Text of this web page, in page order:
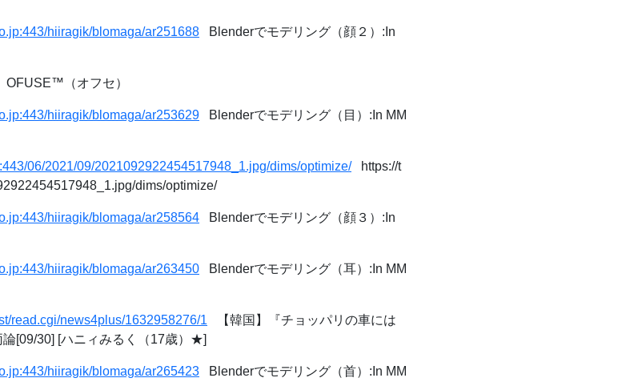
hiiragik/blomaga/ar251688 Blenderでモデリング（顔２）:In
（オフセ）
hiiragik/blomaga/ar253629 Blenderでモデリング（目）:In MM
06/2021/09/2021092922454517948_1.jpg/dims/optimize/https://t
dims/optimize/
hiiragik/blomaga/ar258564 Blenderでモデリング（顔３）:In
hiiragik/blomaga/ar263450 Blenderでモデリング（耳）:In MM
read.cgi/news4plus/1632958276/1 【韓国】『チョッパリの車には
[09/30] [ハニィみるく（17歳）★]
hiiragik/blomaga/ar265423 Blenderでモデリング（首）:In MM